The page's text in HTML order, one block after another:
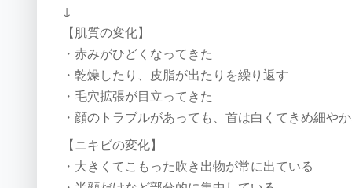
↓
【肌質の変化】
・赤みがひどくなってきた
・乾燥したり、皮脂が出たりを繰り返す
・毛穴拡張が目立ってきた
・顔のトラブルがあっても、首は白くてきめ細や
【ニキビの変化】
・大きくてこもった吹き出物が常に出ている